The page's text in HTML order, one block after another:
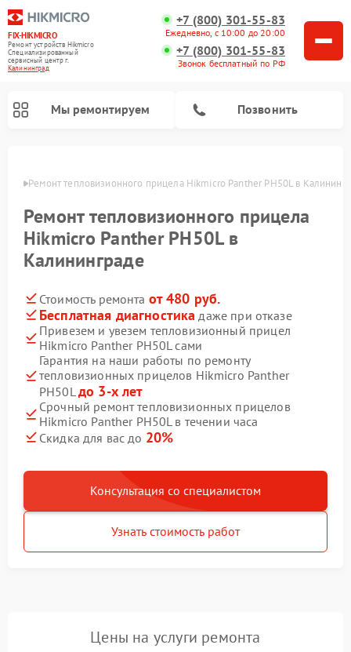
FIX-HIKMICRO
Ремонт устройств Hikmicro
Специализированный
cервисный центр г.
Калининград
+7 (800) 301-55-83
Ежедневно, с 10:00 до 20:00
+7 (800) 301-55-83
Звонок бесплатный по РФ
Мы ремонтируем Позвонить
Ремонт тепловизионного прицела Hikmicro Panther PH50L в
Ремонт тепловизионного прицела
Hikmicro Panther PH50L в
Калининграде
Стоимость ремонта от 480 руб.
Бесплатная диагностика даже при отказе
Привезем и увезем тепловизионный прицел
Hikmicro Panther PH50L сами
Гарантия на наши работы по ремонту
тепловизионных прицелов Hikmicro Panther
PH50L до 3-х лет
Срочный ремонт тепловизионных прицелов
Hikmicro Panther PH50L в течении часа
Скидка для вас до 20%
Консультация со специалистом
Узнать стоимость работ
Цены на услуги ремонта